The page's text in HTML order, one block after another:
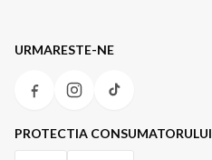
URMARESTE-NE
PROTECTIA CONSUMATORULUI